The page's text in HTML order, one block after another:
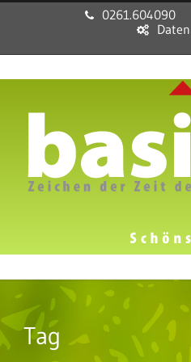
0261.604090
Tag